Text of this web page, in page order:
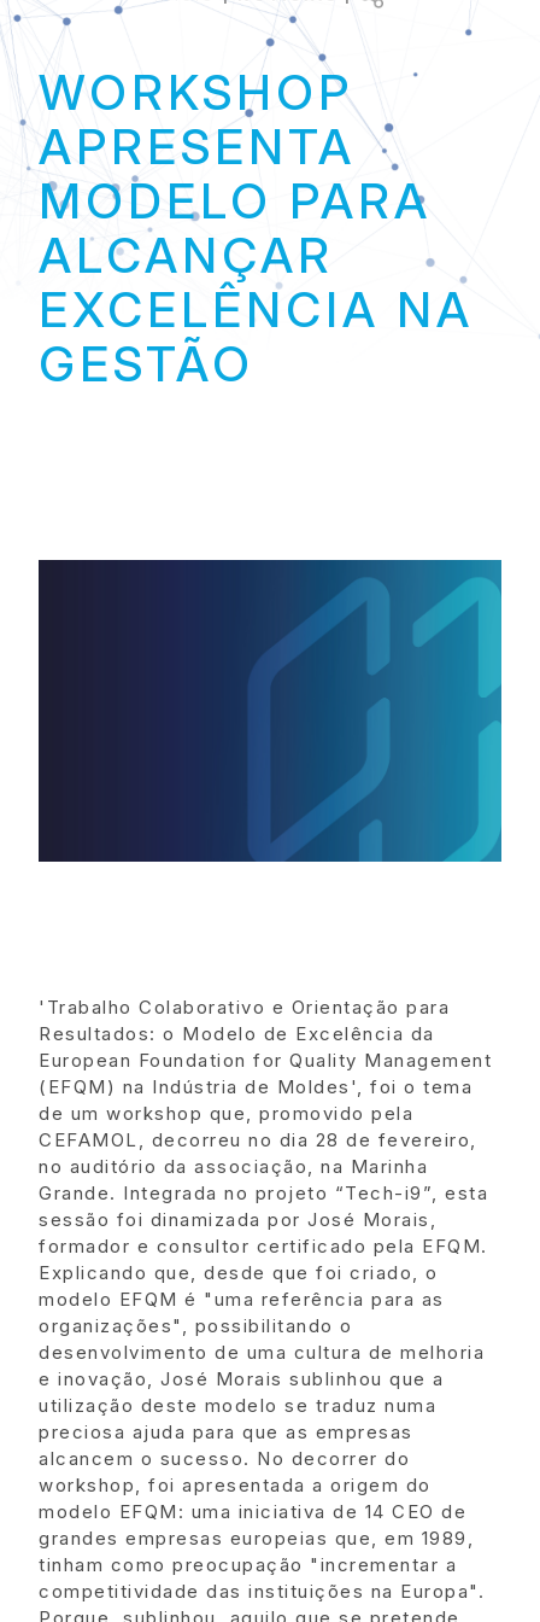
WORKSHOP
APRESENTA
MODELO PARA
ALCANÇAR
EXCELÊNCIA NA
GESTÃO
'Trabalho Colaborativo e Orientação para
Resultados: o Modelo de Excelência da
European Foundation for Quality Management
(EFQM) na Indústria de Moldes', foi o tema
de um workshop que, promovido pela
CEFAMOL, decorreu no dia 28 de fevereiro,
no auditório da associação, na Marinha
Grande. Integrada no projeto “Tech-i9”, esta
sessão foi dinamizada por José Morais,
formador e consultor certificado pela EFQM.
Explicando que, desde que foi criado, o
modelo EFQM é "uma referência para as
organizações", possibilitando o
desenvolvimento de uma cultura de melhoria
e inovação, José Morais sublinhou que a
utilização deste modelo se traduz numa
preciosa ajuda para que as empresas
alcancem o sucesso. No decorrer do
workshop, foi apresentada a origem do
modelo EFQM: uma iniciativa de 14 CEO de
grandes empresas europeias que, em 1989,
tinham como preocupação "incrementar a
competitividade das instituições na Europa".